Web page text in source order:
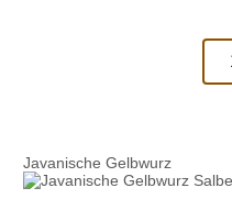
Javanische Gelbwurz